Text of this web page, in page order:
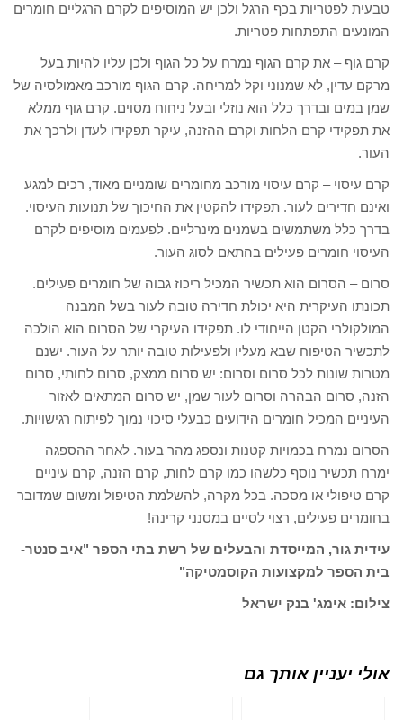
טבעית לפטריות בכף הרגל ולכן יש המוסיפים לקרם הרגליים חומרים
המונעים התפתחות פטריות.
קרם גוף – את קרם הגוף נמרח על כל הגוף ולכן עליו להיות בעל
מרקם עדין, לא שמנוני וקל למריחה. קרם הגוף מורכב מאמולסיה של
שמן במים ובדרך כלל הוא נוזלי ובעל ניחוח מסוים. קרם גוף ממלא
את תפקידי קרם הלחות וקרם ההזנה, עיקר תפקידו לעדן ולרכך את
העור.
קרם עיסוי – קרם עיסוי מורכב מחומרים שומניים מאוד, רכים למגע
ואינם חדירים לעור. תפקידו להקטין את החיכוך של תנועות העיסוי.
בדרך כלל משתמשים בשמנים מינרליים. לפעמים מוסיפים לקרם
העיסוי חומרים פעילים בהתאם לסוג העור.
סרום – הסרום הוא תכשיר המכיל ריכוז גבוה של חומרים פעילים.
תכונתו העיקרית היא יכולת חדירה טובה לעור בשל המבנה
המולקולרי הקטן הייחודי לו. תפקידו העיקרי של הסרום הוא הולכה
לתכשיר הטיפוח שבא מעליו ולפעילות טובה יותר על העור. ישנם
מטרות שונות לכל סרום וסרום: יש סרום ממצק, סרום לחותי, סרום
הזנה, סרום הבהרה וסרום לעור שמן, יש סרום המתאים לאזור
העיניים המכיל חומרים הידועים כבעלי סיכוי נמוך לפיתוח רגישויות.
הסרום נמרח בכמויות קטנות ונספג מהר בעור. לאחר ההספגה
ימרח תכשיר נוסף כלשהו כמו קרם לחות, קרם הזנה, קרם עיניים
קרם טיפולי או מסכה. בכל מקרה, להשלמת הטיפול ומשום שמדובר
בחומרים פעילים, רצוי לסיים במסנני קרינה!
עידית גור, המייסדת והבעלים של רשת בתי הספר "איב סנטר-
בית הספר למקצועות הקוסמטיקה"
צילום: אימג' בנק ישראל
אולי יעניין אותך גם